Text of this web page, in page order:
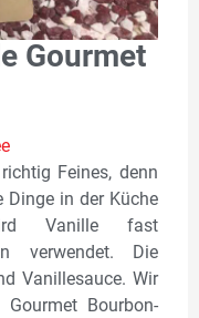
Gourmet
Feines, denn
in der Küche
Vanille fast
verwendet. Die
Vanillesauce. Wir
Bourbon-